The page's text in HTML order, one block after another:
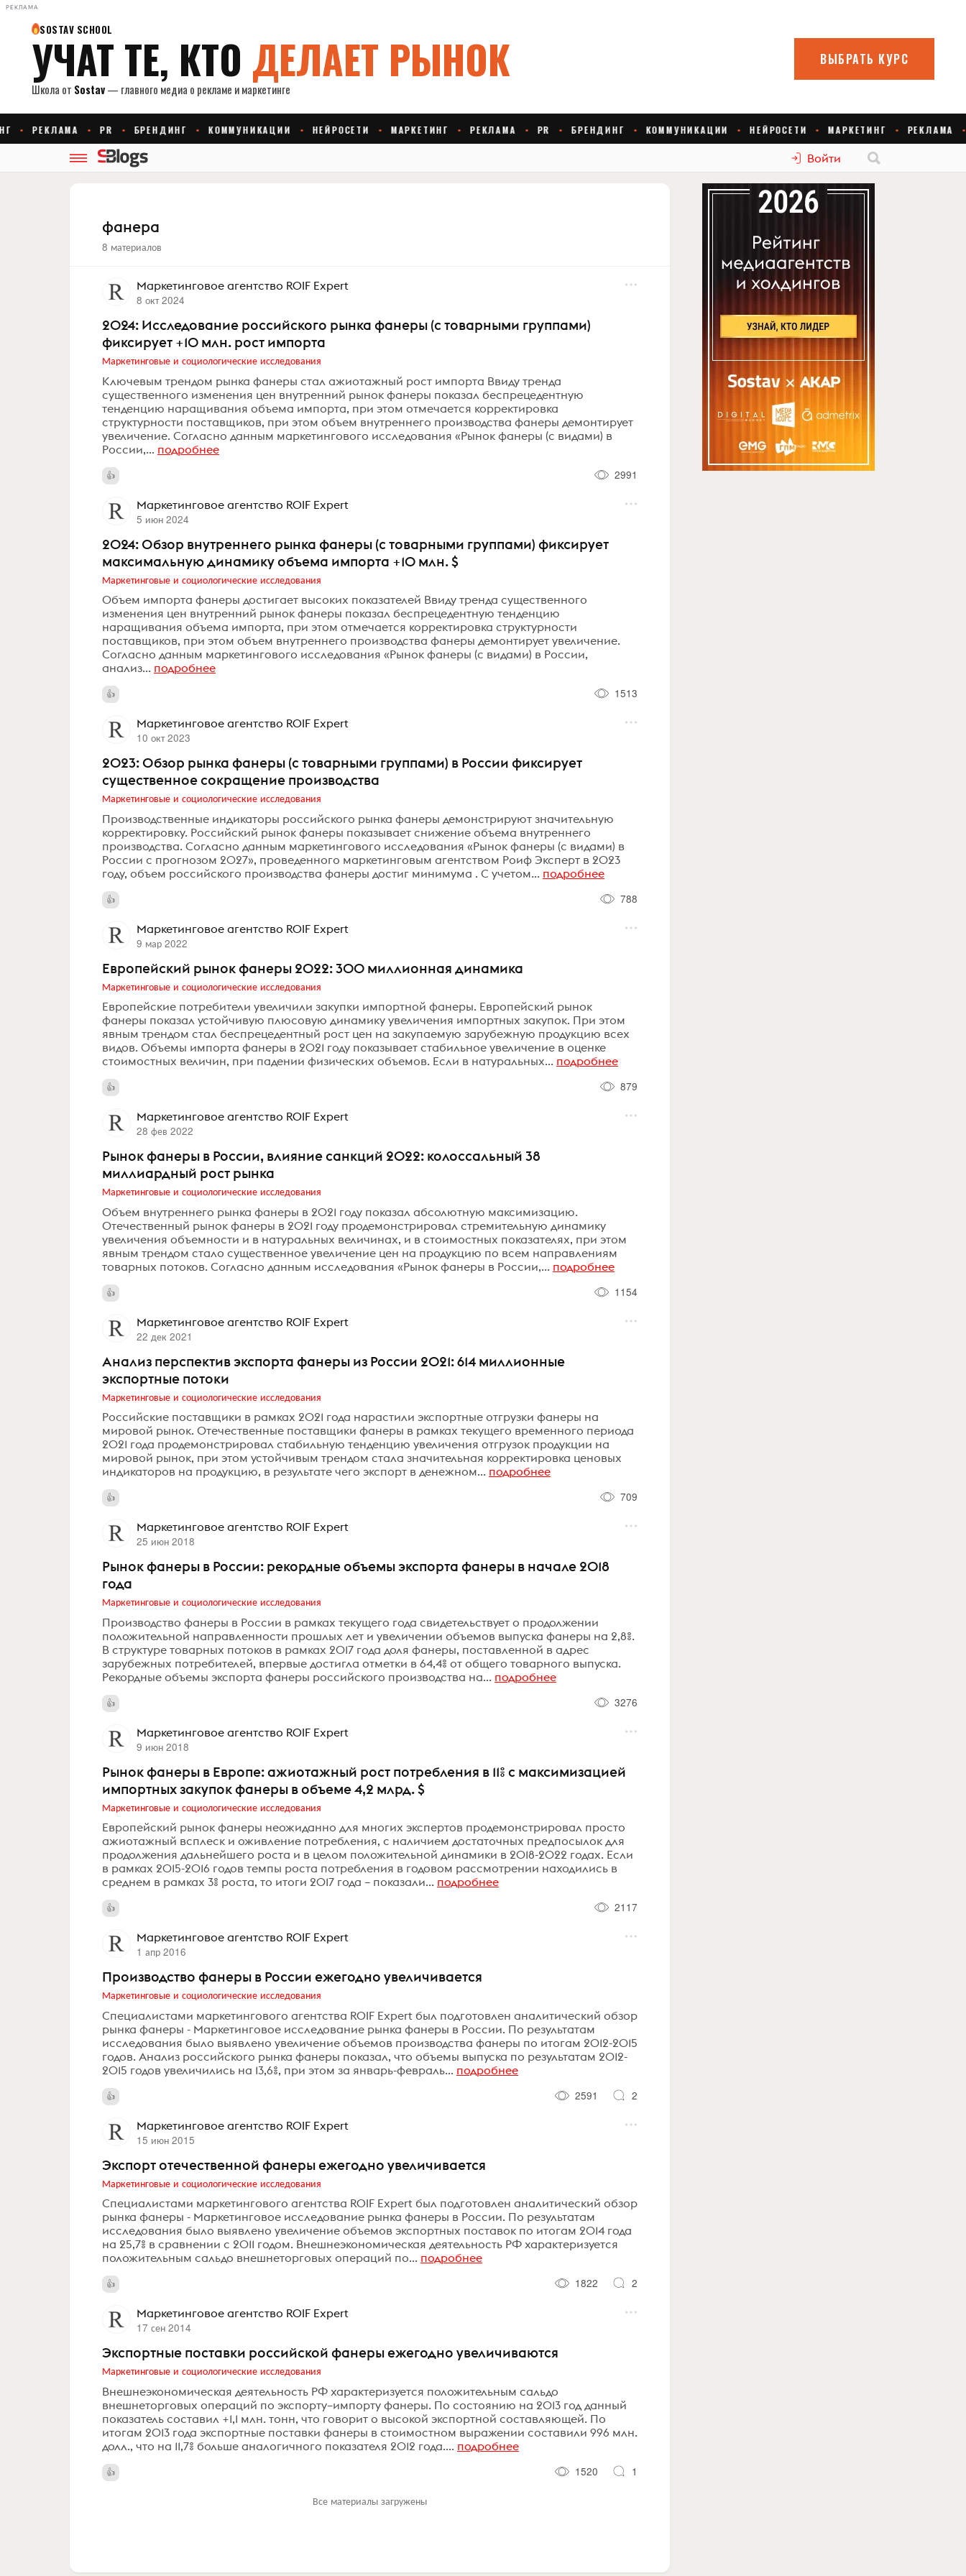
РЕКЛАМА
Войти
фанера
8 материалов
Маркетинговое агентство ROIF Expert
8 окт 2024
2024: Исследование российского рынка фанеры (с товарными группами)
фиксирует +10 млн. рост импорта
Маркетинговые и социологические исследования
Ключевым трендом рынка фанеры стал ажиотажный рост импорта Ввиду тренда
существенного изменения цен внутренний рынок фанеры показал беспрецедентную
тенденцию наращивания объема импорта, при этом отмечается корректировка
структурности поставщиков, при этом объем внутреннего производства фанеры демонтирует
увеличение. Согласно данным маркетингового исследования «Рынок фанеры (с видами) в
России,... подробнее
2991
Маркетинговое агентство ROIF Expert
5 июн 2024
2024: Обзор внутреннего рынка фанеры (с товарными группами) фиксирует
максимальную динамику объема импорта +10 млн. $
Маркетинговые и социологические исследования
Объем импорта фанеры достигает высоких показателей Ввиду тренда существенного
изменения цен внутренний рынок фанеры показал беспрецедентную тенденцию
наращивания объема импорта, при этом отмечается корректировка структурности
поставщиков, при этом объем внутреннего производства фанеры демонтирует увеличение.
Согласно данным маркетингового исследования «Рынок фанеры (с видами) в России,
анализ... подробнее
1513
Маркетинговое агентство ROIF Expert
10 окт 2023
2023: Обзор рынка фанеры (с товарными группами) в России фиксирует
существенное сокращение производства
Маркетинговые и социологические исследования
Производственные индикаторы российского рынка фанеры демонстрируют значительную
корректировку. Российский рынок фанеры показывает снижение объема внутреннего
производства. Согласно данным маркетингового исследования «Рынок фанеры (с видами) в
России с прогнозом 2027», проведенного маркетинговым агентством Роиф Эксперт в 2023
году, объем российского производства фанеры достиг минимума . С учетом... подробнее
788
Маркетинговое агентство ROIF Expert
9 мар 2022
Европейский рынок фанеры 2022: 300 миллионная динамика
Маркетинговые и социологические исследования
Европейские потребители увеличили закупки импортной фанеры. Европейский рынок
фанеры показал устойчивую плюсовую динамику увеличения импортных закупок. При этом
явным трендом стал беспрецедентный рост цен на закупаемую зарубежную продукцию всех
видов. Объемы импорта фанеры в 2021 году показывает стабильное увеличение в оценке
стоимостных величин, при падении физических объемов. Если в натуральных... подробнее
879
Маркетинговое агентство ROIF Expert
28 фев 2022
Рынок фанеры в России, влияние санкций 2022: колоссальный 38
миллиардный рост рынка
Маркетинговые и социологические исследования
Объем внутреннего рынка фанеры в 2021 году показал абсолютную максимизацию.
Отечественный рынок фанеры в 2021 году продемонстрировал стремительную динамику
увеличения объемности и в натуральных величинах, и в стоимостных показателях, при этом
явным трендом стало существенное увеличение цен на продукцию по всем направлениям
товарных потоков. Согласно данным исследования «Рынок фанеры в России,... подробнее
1154
Маркетинговое агентство ROIF Expert
22 дек 2021
Анализ перспектив экспорта фанеры из России 2021: 614 миллионные
экспортные потоки
Маркетинговые и социологические исследования
Российские поставщики в рамках 2021 года нарастили экспортные отгрузки фанеры на
мировой рынок. Отечественные поставщики фанеры в рамках текущего временного периода
2021 года продемонстрировал стабильную тенденцию увеличения отгрузок продукции на
мировой рынок, при этом устойчивым трендом стала значительная корректировка ценовых
индикаторов на продукцию, в результате чего экспорт в денежном... подробнее
709
Маркетинговое агентство ROIF Expert
25 июн 2018
Рынок фанеры в России: рекордные объемы экспорта фанеры в начале 2018
года
Маркетинговые и социологические исследования
Производство фанеры в России в рамках текущего года свидетельствует о продолжении
положительной направленности прошлых лет и увеличении объемов выпуска фанеры на 2,8%.
В структуре товарных потоков в рамках 2017 года доля фанеры, поставленной в адрес
зарубежных потребителей, впервые достигла отметки в 64,4% от общего товарного выпуска.
Рекордные объемы экспорта фанеры российского производства на... подробнее
3276
Маркетинговое агентство ROIF Expert
9 июн 2018
Рынок фанеры в Европе: ажиотажный рост потребления в 11% с максимизацией
импортных закупок фанеры в объеме 4,2 млрд. $
Маркетинговые и социологические исследования
Европейский рынок фанеры неожиданно для многих экспертов продемонстрировал просто
ажиотажный всплеск и оживление потребления, с наличием достаточных предпосылок для
продолжения дальнейшего роста и в целом положительной динамики в 2018-2022 годах. Если
в рамках 2015-2016 годов темпы роста потребления в годовом рассмотрении находились в
среднем в рамках 3% роста, то итоги 2017 года – показали... подробнее
2117
Маркетинговое агентство ROIF Expert
1 апр 2016
Производство фанеры в России ежегодно увеличивается
Маркетинговые и социологические исследования
Специалистами маркетингового агентства ROIF Expert был подготовлен аналитический обзор
рынка фанеры - Маркетинговое исследование рынка фанеры в России. По результатам
исследования было выявлено увеличение объемов производства фанеры по итогам 2012-2015
годов. Анализ российского рынка фанеры показал, что объемы выпуска по результатам 2012-
2015 годов увеличились на 13,6%, при этом за январь-февраль... подробнее
2591
2
Маркетинговое агентство ROIF Expert
15 июн 2015
Экспорт отечественной фанеры ежегодно увеличивается
Маркетинговые и социологические исследования
Специалистами маркетингового агентства ROIF Expert был подготовлен аналитический обзор
рынка фанеры - Маркетинговое исследование рынка фанеры в России. По результатам
исследования было выявлено увеличение объемов экспортных поставок по итогам 2014 года
на 25,7% в сравнении с 2011 годом. Внешнеэкономическая деятельность РФ характеризуется
положительным сальдо внешнеторговых операций по... подробнее
1822
2
Маркетинговое агентство ROIF Expert
17 сен 2014
Экспортные поставки российской фанеры ежегодно увеличиваются
Маркетинговые и социологические исследования
Внешнеэкономическая деятельность РФ характеризуется положительным сальдо
внешнеторговых операций по экспорту–импорту фанеры. По состоянию на 2013 год данный
показатель составил +1,1 млн. тонн, что говорит о высокой экспортной составляющей. По
итогам 2013 года экспортные поставки фанеры в стоимостном выражении составили 996 млн.
долл., что на 11,7% больше аналогичного показателя 2012 года.... подробнее
1520
1
Все материалы загружены